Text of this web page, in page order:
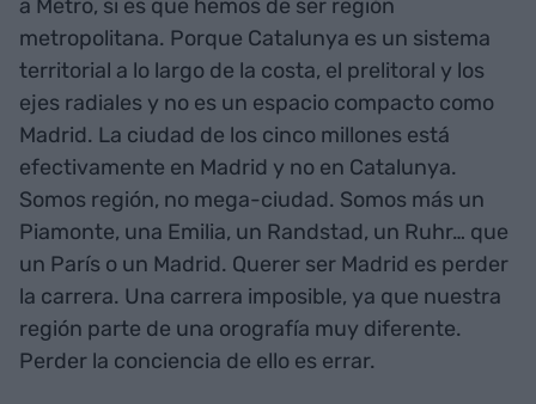
a Metro, si es que hemos de ser región
metropolitana. Porque Catalunya es un sistema
territorial a lo largo de la costa, el prelitoral y los
ejes radiales y no es un espacio compacto como
Madrid. La ciudad de los cinco millones está
efectivamente en Madrid y no en Catalunya.
Somos región, no mega-ciudad. Somos más un
Piamonte, una Emilia, un Randstad, un Ruhr… que
un París o un Madrid. Querer ser Madrid es perder
la carrera. Una carrera imposible, ya que nuestra
región parte de una orografía muy diferente.
Perder la conciencia de ello es errar.